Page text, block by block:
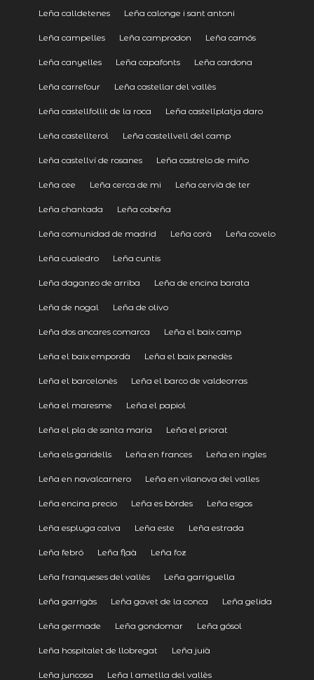
Leña calldetenes Leña calonge i sant antoni
Leña campelles Leña camprodon Leña camós
Leña canyelles Leña capafonts Leña cardona
Leña carrefour Leña castellar del vallès
Leña castellfollit de la roca Leña castellplatja daro
Leña castellterol Leña castellvell del camp
Leña castellví de rosanes Leña castrelo de miño
Leña cee Leña cerca de mi Leña cervià de ter
Leña chantada Leña cobeña
Leña comunidad de madrid Leña corà Leña covelo
Leña cualedro Leña cuntis
Leña daganzo de arriba Leña de encina barata
Leña de nogal Leña de olivo
Leña dos ancares comarca Leña el baix camp
Leña el baix empordà Leña el baix penedès
Leña el barcelonès Leña el barco de valdeorras
Leña el maresme Leña el papiol
Leña el pla de santa maria Leña el priorat
Leña els garidells Leña en frances Leña en ingles
Leña en navalcarnero Leña en vilanova del valles
Leña encina precio Leña es bòrdes Leña esgos
Leña espluga calva Leña este Leña estrada
Leña febró Leña flaà Leña foz
Leña franqueses del vallès Leña garriguella
Leña garrigàs Leña gavet de la conca Leña gelida
Leña germade Leña gondomar Leña gósol
Leña hospitalet de llobregat Leña juià
Leña juncosa Leña l ametlla del vallès